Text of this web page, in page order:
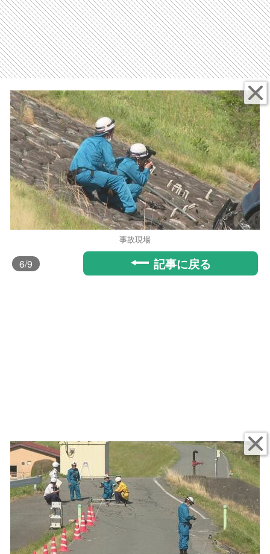
事故現場
6/9 記事に戻る